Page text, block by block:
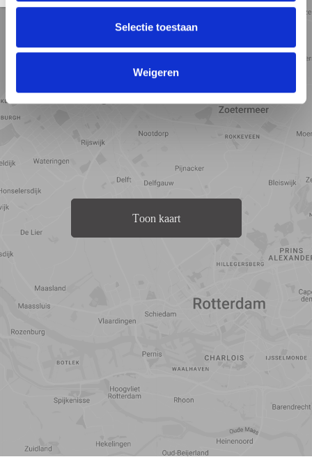
Selectie toestaan
Weigeren
shower and is decorated with beautiful Italian tiles. In addition, the
room for the recently replaced central heating boiler (2021).
and a large front and back garden in a good location in the
appointment for a private showing.
Particularities:
• Energy label B
• Central heating boiler from 2021
• Double glazing has been installed throughout
• Electricity board has recently been replaced
• Close to shops
• In between the beach and city center
• Walking distance to the European School
• Close to several Embassies and International organization
• Beautiful original decorative features
• Availability: immediately
Voorzieningen
Toon kaart